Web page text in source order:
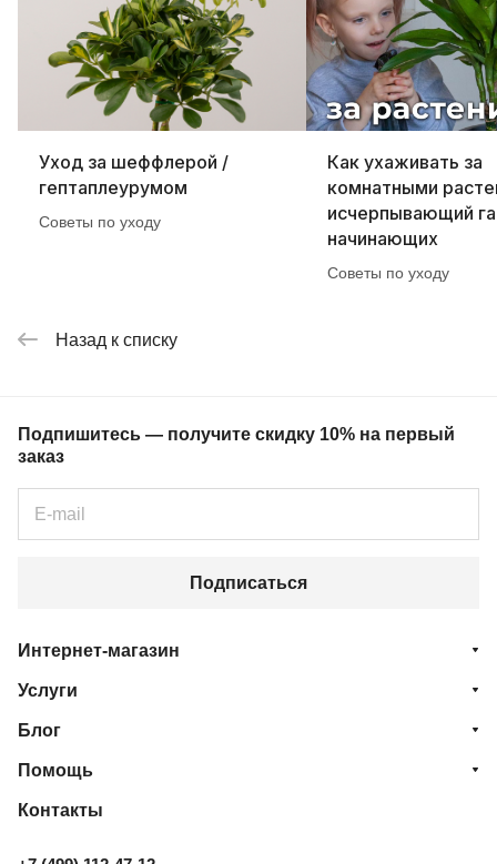
Уход за шеффлерой /
гептаплеурумом
Советы по уходу
Как ухаживать за
комнатными
исчерпывающий
начинающих
Советы по уходу
Назад к списку
Подпишитесь — получите скидку 10% на первый
заказ
Подписаться
Интернет-магазин
Услуги
Блог
Помощь
Контакты